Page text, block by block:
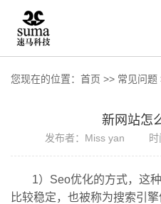
您现在的位置： 首页 >> 常见问题
新网站怎
发布者：Miss yan
1）Seo优化的方式，这
比较稳定，也被称为搜索引